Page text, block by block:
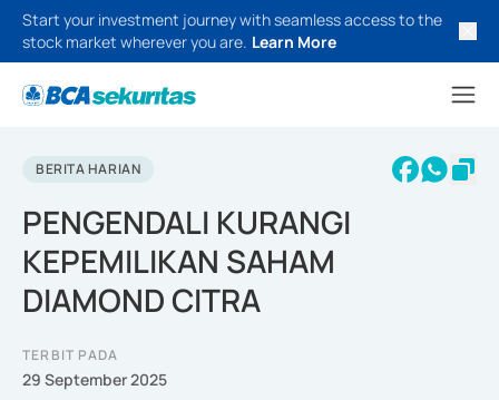
Start your investment journey with seamless access to the
stock market wherever you are. Learn More
BERITA HARIAN
PENGENDALI KURANGI
KEPEMILIKAN SAHAM
DIAMOND CITRA
TERBIT PADA
29 September 2025